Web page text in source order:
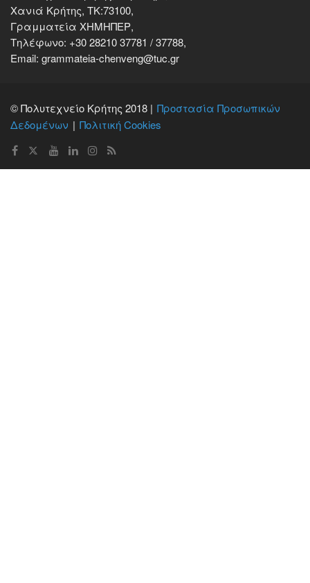
Χανιά Κρήτης, ΤΚ:73100,
Γραμματεία ΧΗΜΗΠΕΡ,
Τηλέφωνο: +30 28210 37781 / 37788,
Email: grammateia-chenveng@tuc.gr
© Πολυτεχνείο Κρήτης 2018 | Προστασία Προσωπικών
Δεδομένων
Πολιτική Cookies